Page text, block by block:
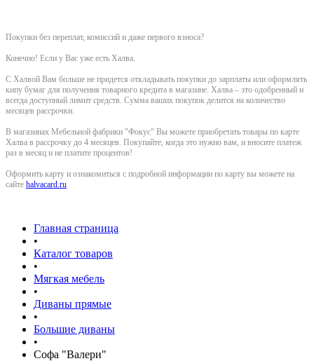
Покупки без переплат, комиссий и даже первого взноса?
Конечно! Если у Вас уже есть Халва.
С Халвой Вам больше не придется откладывать покупки до зарплаты или оформлять
кипу бумаг для получения товарного кредита в магазине. Халва – это одобренный и
всегда доступный лимит средств. Сумма ваших покупок делится на количество
месяцев рассрочки.
В магазинах Мебельной фабрики "Фокус" Вы можете приобретать товары по карте
Халва в рассрочку до 4 месяцев. Покупайте, когда это нужно вам, и вносите платеж
раз в месяц и не платите процентов!
Оформить карту и ознакомиться с подробной информации по карту вы можете на
сайте halvacard.ru
Главная страница
•
Каталог товаров
•
Мягкая мебель
•
Диваны прямые
•
Большие диваны
•
Софа "Валери"